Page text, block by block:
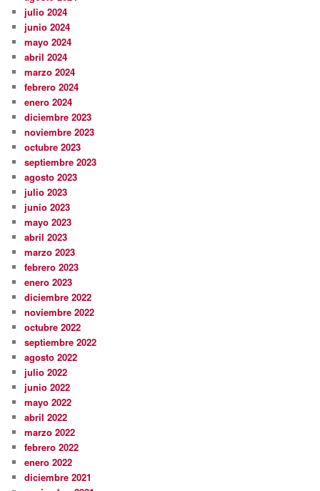
julio 2024
junio 2024
mayo 2024
abril 2024
marzo 2024
febrero 2024
enero 2024
diciembre 2023
noviembre 2023
octubre 2023
septiembre 2023
agosto 2023
julio 2023
junio 2023
mayo 2023
abril 2023
marzo 2023
febrero 2023
enero 2023
diciembre 2022
noviembre 2022
octubre 2022
septiembre 2022
agosto 2022
julio 2022
junio 2022
mayo 2022
abril 2022
marzo 2022
febrero 2022
enero 2022
diciembre 2021